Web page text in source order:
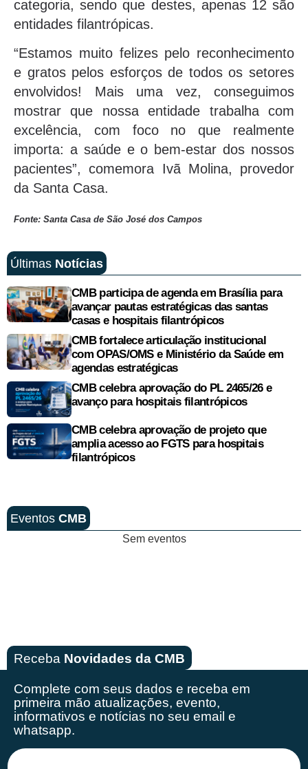
categoria, sendo que destes, apenas 12 são
entidades filantrópicas.
“Estamos muito felizes pelo reconhecimento
e gratos pelos esforços de todos os setores
envolvidos! Mais uma vez, conseguimos
mostrar que nossa entidade trabalha com
excelência, com foco no que realmente
importa: a saúde e o bem-estar dos nossos
pacientes”, comemora Ivã Molina, provedor
da Santa Casa.
Fonte: Santa Casa de São José dos Campos
Últimas Notícias
CMB participa de agenda em Brasília para
avançar pautas estratégicas das santas
casas e hospitais filantrópicos
CMB fortalece articulação institucional
com OPAS/OMS e Ministério da Saúde em
agendas estratégicas
CMB celebra aprovação do PL 2465/26 e
avanço para hospitais filantrópicos
CMB celebra aprovação de projeto que
amplia acesso ao FGTS para hospitais
filantrópicos
Eventos CMB
Sem eventos
Receba Novidades da CMB
Complete com seus dados e receba em
primeira mão atualizações, evento,
informativos e notícias no seu email e
whatsapp.